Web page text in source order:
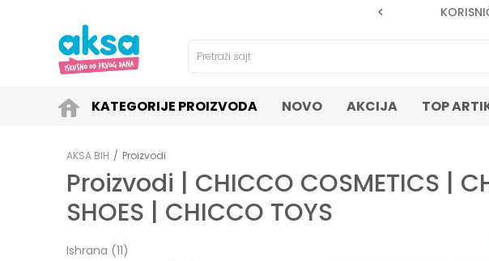
Pretraži sajt
KATEGORIJE PROIZVODA NOVO AKCIJA TOP
AKSA BIH Proizvodi
Proizvodi | CHICCO COSMETICS |
SHOES | CHICCO TOYS
Ishrana (11)